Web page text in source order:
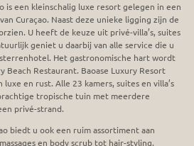
is een kleinschalig luxe resort gelegen in een
Curaçao. Naast deze unieke ligging zijn de
U heeft de keuze uit privé-villa’s, suites
geniet u daarbij van alle service die u
Het gastronomische hart wordt
Beach Restaurant. Baoase Luxury Resort
luxe en rust. Alle 23 kamers, suites en villa’s
tropische tuin met meerdere
privé-strand.
biedt u ook een ruim assortiment aan
en body scrub tot hair-styling.